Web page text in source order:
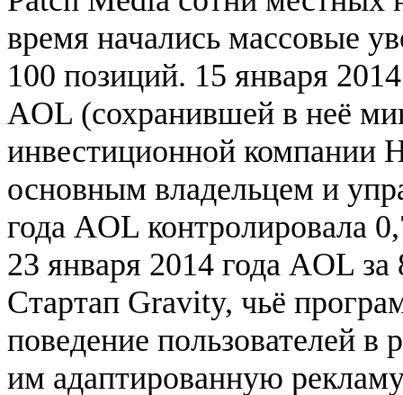
время начались массовые
100 позиций. 15 января
AOL (сохранившей в неё
инвестиционной компании
основным владельцем и
года AOL контролировала
23 января 2014 года AOL
Стартап Gravity, чьё
поведение пользователей в
им адаптированную